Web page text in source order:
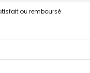
ou remboursé